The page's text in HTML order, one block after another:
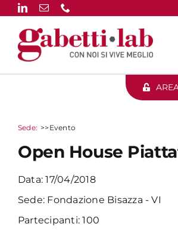
Salta
contenuto
>>Evento
Open House
17/04/2018
Fondazione Bisazza - VI
100